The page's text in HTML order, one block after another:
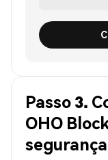
Passo 3.
OHO
segurança